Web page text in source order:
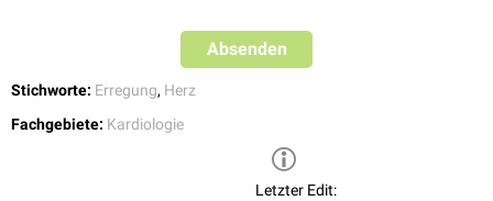
Absenden
Stichworte: Erregung, Herz
Fachgebiete: Kardiologie
Letzter Edit: